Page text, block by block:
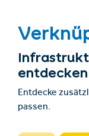
entdecken
Entdecke
passen.